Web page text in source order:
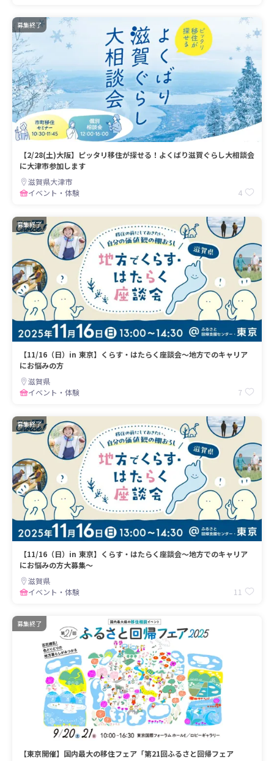
募集終了
【2/28(土)大阪】ピッタリ移住が探せる！よくばり滋賀ぐらし大相談会
に大津市参加します
滋賀県大津市
イベント・体験
4
募集終了
【11/16（日）in 東京】くらす・はたらく座談会〜地方でのキャリア
にお悩みの方
滋賀県
イベント・体験
7
募集終了
【11/16（日）in 東京】くらす・はたらく座談会〜地方でのキャリア
にお悩みの方大募集〜
滋賀県
イベント・体験
11
募集終了
【東京開催】国内最大の移住フェア「第21回ふるさと回帰フェア